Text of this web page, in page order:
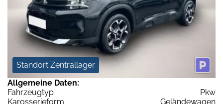
Standort Zentrallager
Allgemeine Daten:
Fahrzeugtyp
Pkw
Karosserieform
Geländewagen